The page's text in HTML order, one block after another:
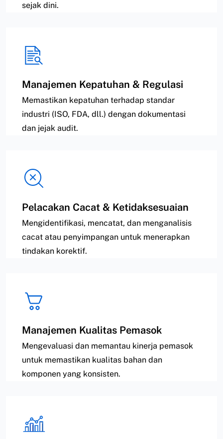
sejak dini.
Manajemen Kepatuhan & Regulasi
Memastikan kepatuhan terhadap standar
industri (ISO, FDA, dll.) dengan dokumentasi
dan jejak audit.
Pelacakan Cacat & Ketidaksesuaian
Mengidentifikasi, mencatat, dan menganalisis
cacat atau penyimpangan untuk menerapkan
tindakan korektif.
Manajemen Kualitas Pemasok
Mengevaluasi dan memantau kinerja pemasok
untuk memastikan kualitas bahan dan
komponen yang konsisten.